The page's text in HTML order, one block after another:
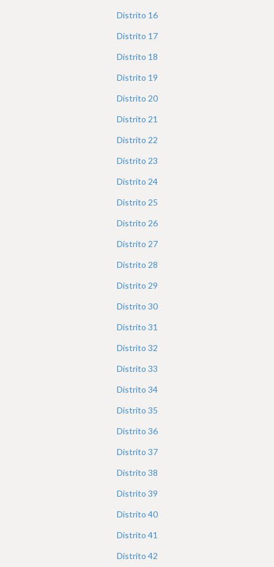
Distrito 16
Distrito 17
Distrito 18
Distrito 19
Distrito 20
Distrito 21
Distrito 22
Distrito 23
Distrito 24
Distrito 25
Distrito 26
Distrito 27
Distrito 28
Distrito 29
Distrito 30
Distrito 31
Distrito 32
Distrito 33
Distrito 34
Distrito 35
Distrito 36
Distrito 37
Distrito 38
Distrito 39
Distrito 40
Distrito 41
Distrito 42